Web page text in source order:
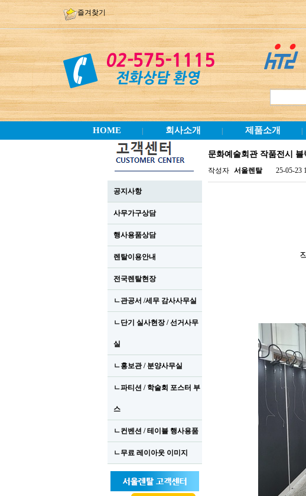
즐겨찾기
HOME 회사소개 제품소개
공지사항
사무가구상담
행사용품상담
렌탈이용안내
전국렌탈현장
ㄴ관공서 /세무 감사사무실
ㄴ단기 실사현장 / 선거사무
실
ㄴ홍보관 / 분양사무실
ㄴ파티션 / 학술회 포스터 부
스
ㄴ컨벤션 / 테이블 행사용품
ㄴ무료 레이아웃 이미지
문화예술회관 작품전시
작성자 서울렌탈 25-05-23